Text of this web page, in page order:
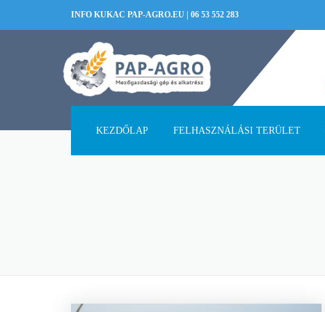
INFO KUKAC PAP-AGRO.EU 06 53 552 283
KEZDŐLAP FELHASZNÁLÁSI TERÜLET